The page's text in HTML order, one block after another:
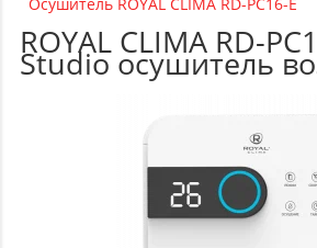
ROYAL CLIMA RD-
Studio осушитель